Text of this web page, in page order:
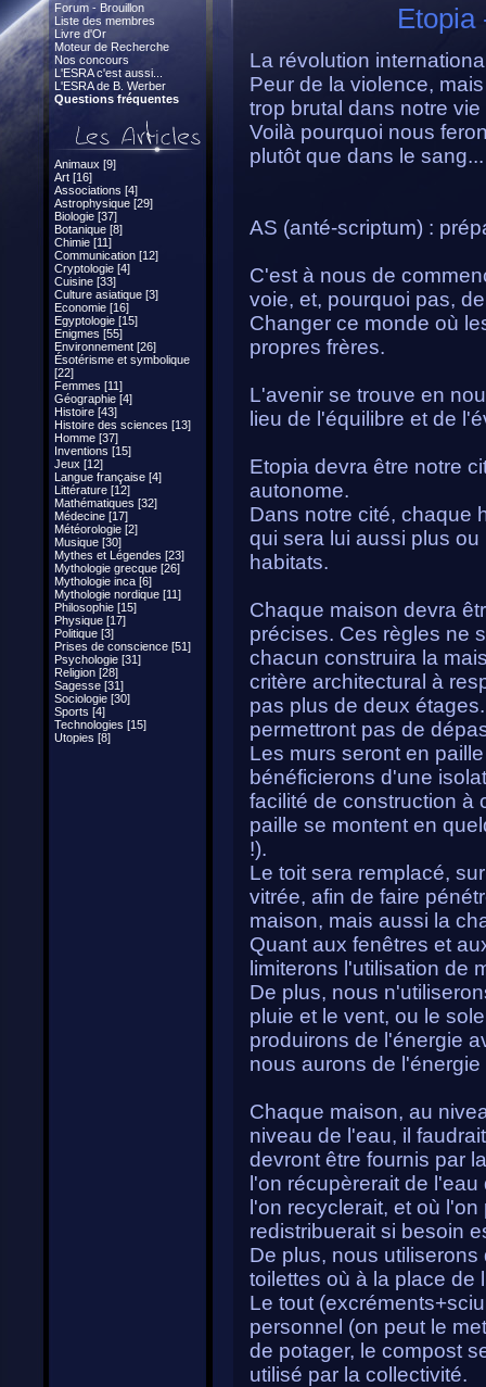
Forum - Brouillon
Liste des membres
Livre d'Or
Moteur de Recherche
Nos concours
L'ESRA c'est aussi...
L'ESRA de B. Werber
Questions fréquentes
Animaux [9]
Art [16]
Associations [4]
Astrophysique [29]
Biologie [37]
Botanique [8]
Chimie [11]
Communication [12]
Cryptologie [4]
Cuisine [33]
Culture asiatique [3]
Economie [16]
Egyptologie [15]
Enigmes [55]
Environnement [26]
Ésotérisme et symbolique
[22]
Femmes [11]
Géographie [4]
Histoire [43]
Histoire des sciences [13]
Homme [37]
Inventions [15]
Jeux [12]
Langue française [4]
Littérature [12]
Mathématiques [32]
Médecine [17]
Météorologie [2]
Musique [30]
Mythes et Légendes [23]
Mythologie grecque [26]
Mythologie inca [6]
Mythologie nordique [11]
Philosophie [15]
Physique [17]
Politique [3]
Prises de conscience [51]
Psychologie [31]
Religion [28]
Sagesse [31]
Sociologie [30]
Sports [4]
Technologies [15]
Utopies [8]
Etopia
La révolution
Peur de la violence,
trop brutal dans notre
Voilà pourquoi nous
plutôt que dans le sang...
AS (anté-scriptum) :
C'est à nous de
voie, et, pourquoi pas,
Changer ce monde où
propres frères.
L'avenir se trouve en
lieu de l'équilibre et de
Etopia devra être notre
autonome.
Dans notre cité, chaque
qui sera lui aussi plus
habitats.
Chaque maison devra
précises. Ces règles ne
chacun construira la
critère architectural à
pas plus de deux
permettront pas de
Les murs seront en
bénéficierons d'une
facilité de construction à
paille se montent en
!).
Le toit sera remplacé,
vitrée, afin de faire
maison, mais aussi la
Quant aux fenêtres et
limiterons l'utilisation de
De plus, nous
pluie et le vent, ou le
produirons de l'énergie
nous aurons de
Chaque maison, au
niveau de l'eau, il
devront être fournis par
l'on récupèrerait de
l'on recyclerait, et où
redistribuerait si besoin
De plus, nous
toilettes où à la place de
Le tout
personnel (on peut le
de potager, le compost
utilisé par la collectivité.